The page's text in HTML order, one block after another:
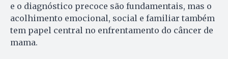
e o diagnóstico precoce são fundamentais, mas o
acolhimento emocional, social e familiar também
tem papel central no enfrentamento do câncer de
mama.